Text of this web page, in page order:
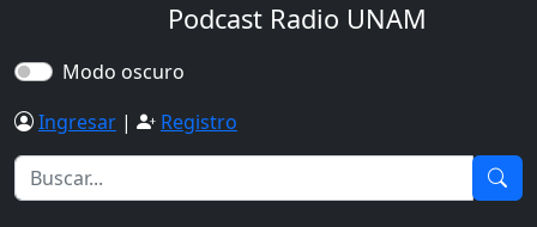
Podcast Radio UNAM
Modo oscuro
Ingresar | Registro